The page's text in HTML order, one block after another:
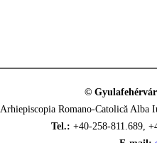
©
Arhiepiscopia Romano-Catolică
Tel.: +40-258-811.689,